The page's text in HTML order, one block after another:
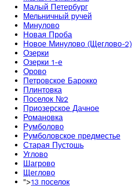
Малый Петербург
Мельничный ручей
Минулово
Новая Проба
Новое Минулово (Щеглово-2)
Озерки
Озерки 1-е
Орово
Петровское Барокко
Плинтовка
Поселок №2
Приозерское Дачное
Романовка
Румболово
Румболовское предместье
Старая Пустошь
Углово
Шагрово
Щеглово
">13 поселок